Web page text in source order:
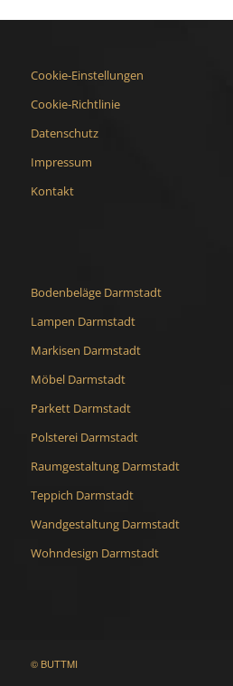
Cookie-Einstellungen
Cookie-Richtlinie
Datenschutz
Impressum
Kontakt
Bodenbeläge Darmstadt
Lampen Darmstadt
Markisen Darmstadt
Möbel Darmstadt
Parkett Darmstadt
Polsterei Darmstadt
Raumgestaltung Darmstadt
Teppich Darmstadt
Wandgestaltung Darmstadt
Wohndesign Darmstadt
© BUTTMI